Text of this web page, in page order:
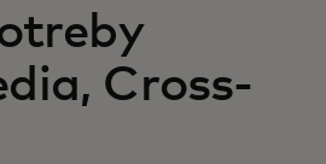
Cross-